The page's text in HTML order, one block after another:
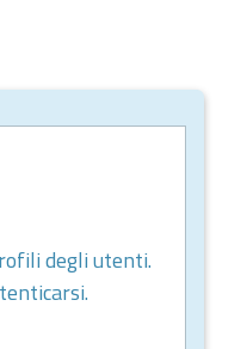
degli utenti.